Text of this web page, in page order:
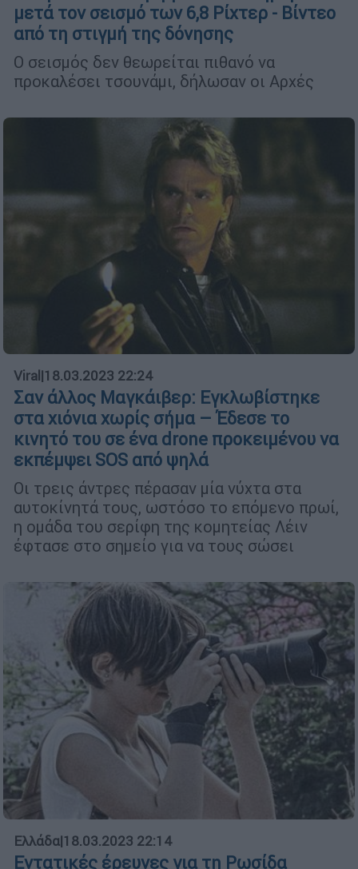
μετά τον σεισμό των 6,8 Ρίχτερ - Βίντεο
από τη στιγμή της δόνησης
Ο σεισμός δεν θεωρείται πιθανό να
προκαλέσει τσουνάμι, δήλωσαν οι Αρχές
Viral|18.03.2023 22:24
Σαν άλλος Μαγκάιβερ: Εγκλωβίστηκε
στα χιόνια χωρίς σήμα – Έδεσε το
κινητό του σε ένα drone προκειμένου να
εκπέμψει SOS από ψηλά
Οι τρεις άντρες πέρασαν μία νύχτα στα
αυτοκίνητά τους, ωστόσο το επόμενο πρωί,
η ομάδα του σερίφη της κομητείας Λέιν
έφτασε στο σημείο για να τους σώσει
Ελλάδα|18.03.2023 22:14
Εντατικές έρευνες για τη Ρωσίδα